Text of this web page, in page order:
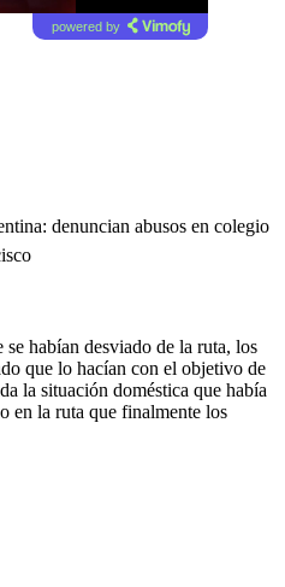
powered by
denuncian abusos en colegio
habían desviado de la ruta, los
que lo hacían con el objetivo de
la situación doméstica que había
en la ruta que finalmente los